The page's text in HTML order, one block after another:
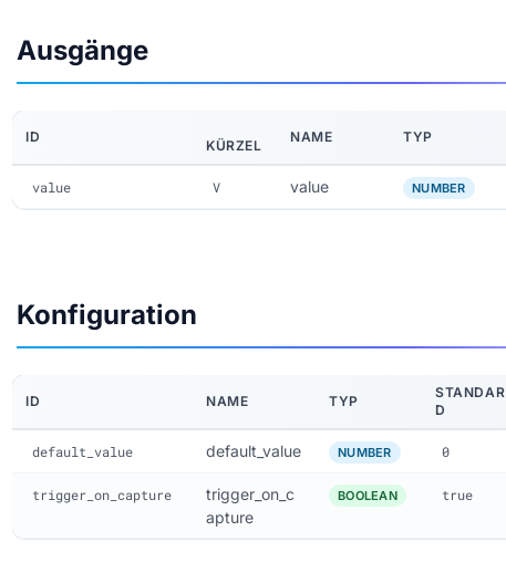
Ausgänge
ID
KÜRZEL
NAME TYP
value V value NUMBER
Konfiguration
ID NAME TYP
STANDAR
D
default_value default_value NUMBER 0
trigger_on_capture
trigger_on_c
apture
BOOLEAN true